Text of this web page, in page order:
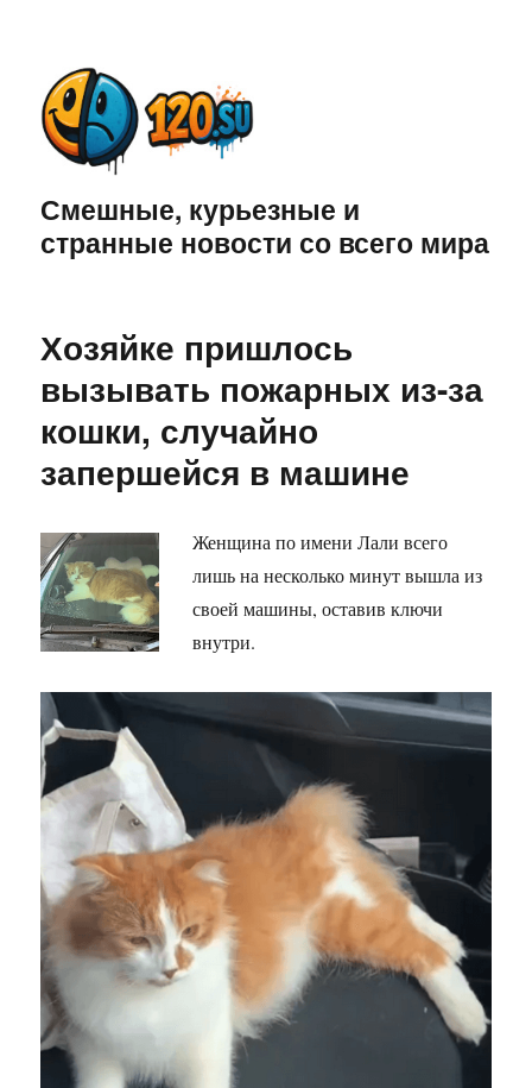
Смешные, курьезные и
странные новости со всего мира
Хозяйке пришлось
вызывать пожарных из-за
кошки, случайно
запершейся в машине
Женщина по имени Лали всего
лишь на несколько минут вышла из
своей машины, оставив ключи
внутри.